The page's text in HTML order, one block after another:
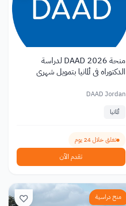
منحة DAAD 2026 لدراسة
الدكتوراه في ألمانيا بتمويل شهري
DAAD Jordan
ألمانيا
تغلق خلال 24 يوم
تقدم الآن
منح دراسية